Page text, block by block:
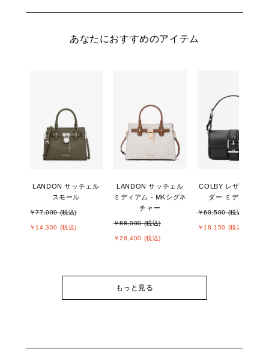
あなたにおすすめのアイテム
LANDON サッチェル
スモール
￥77,000 (税込)
￥14,300 (税込)
LANDON サッチェル
ミディアム - MKシグネ
チャー
￥88,000 (税込)
￥26,400 (税込)
COLBY レザー ショル
ダー ミディアム
￥60,500 (税込)
￥18,150 (税込)
もっと見る